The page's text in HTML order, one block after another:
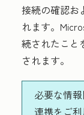
接続の確認お
れます。
続されたこと
されます。
必要な情報
連携をご